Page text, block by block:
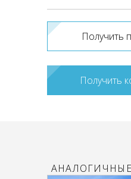
Получить
Получить